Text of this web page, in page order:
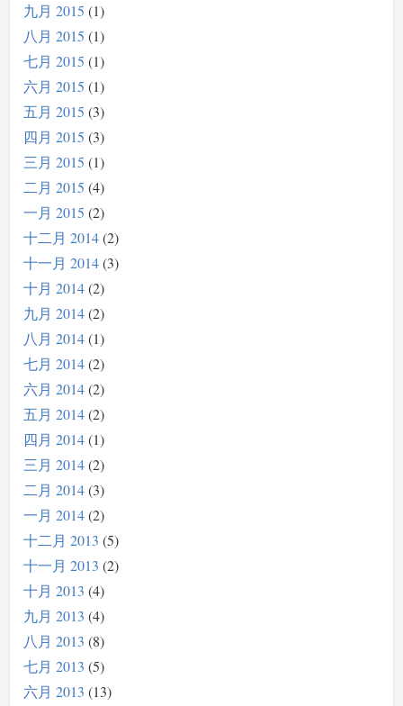
九月 2015 1
八月 2015 1
七月 2015 1
六月 2015 1
五月 2015 3
四月 2015 3
三月 2015 1
二月 2015 4
一月 2015 2
十二月 2014 2
十一月 2014 3
十月 2014 2
九月 2014 2
八月 2014 1
七月 2014 2
六月 2014 2
五月 2014 2
四月 2014 1
三月 2014 2
二月 2014 3
一月 2014 2
十二月 2013 5
十一月 2013 2
十月 2013 4
九月 2013 4
八月 2013 8
七月 2013 5
六月 2013 13